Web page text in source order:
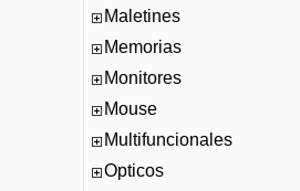
Maletines
Memorias
Monitores
Mouse
Multifuncionales
Opticos